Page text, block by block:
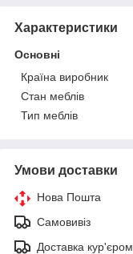
Характеристики
Основні
Країна виробник
Стан меблів
Тип меблів
Умови доставки
Нова Пошта
Самовивіз
Доставка кур'єром